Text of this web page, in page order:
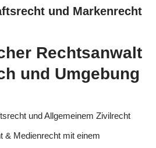
und Markenrecht
Rechtsanwalt
und Umgebung
und Allgemeinem Zivilrecht
& Medienrecht mit einem